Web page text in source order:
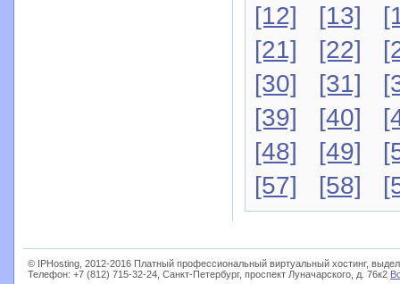
[12]
[13]
[21]
[22]
[30]
[31]
[39]
[40]
[48]
[49]
[57]
[58]
© IPHosting, 2012-2016 Платный профессиональный виртуальный хостинг,
Телефон: +7 (812) 715-32-24, Санкт-Петербург, проспект Луначарского, д. 76к2